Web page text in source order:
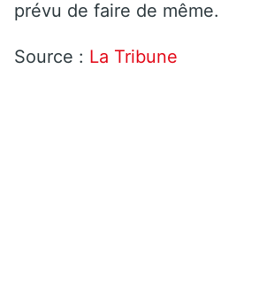
prévu de faire de même.
Source : La Tribune